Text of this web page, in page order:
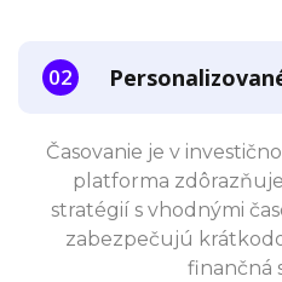
Časovanie je v
platforma
stratégií s vhodnými
zabezpečujú
finančná